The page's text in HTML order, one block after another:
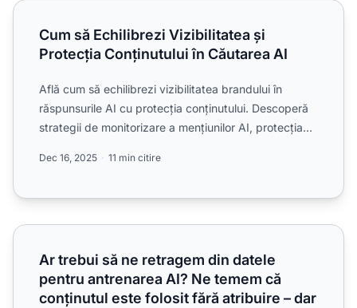
Cum să Echilibrezi Vizibilitatea și Protecția Conținutului în
Cum să Echilibrezi Vizibilitatea și
Protecția Conținutului în Căutarea AI
Află cum să echilibrezi vizibilitatea brandului în
răspunsurile AI cu protecția conținutului. Descoperă
strategii de monitorizare a mențiunilor AI, protecția
Dec 16, 2025 11 min citire
Ar trebui să ne retragem din datele pentru antrenarea
Ar trebui să ne retragem din datele
pentru antrenarea AI? Ne temem că
conținutul este folosit fără atribuire – dar